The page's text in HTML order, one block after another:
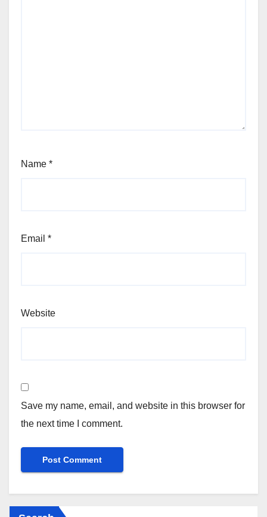
Name *
Email *
Website
Save my name, email, and website in this browser for
the next time I comment.